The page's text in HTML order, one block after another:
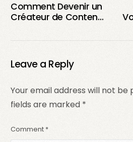
Comment Devenir un
Créateur de Contenu
Utilisateurs (UGC) : 6
Leave a Reply
Your email address will not be
fields are marked *
Comment *